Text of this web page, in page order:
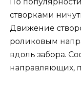
створками
Движение
роликовым
вдоль забора.
направляющих,